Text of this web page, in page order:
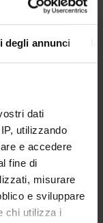
degli annunci
dati
utilizzando
e accedere
fine di
misurare
e sviluppare
chi utilizza i
Didattica